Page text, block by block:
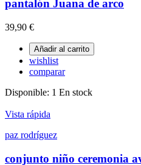
pantalón Juana de arco
39,90 €
Añadir al carrito
wishlist
comparar
Disponible: 1 En stock
Vista rápida
paz rodríguez
conjunto niño ceremonia